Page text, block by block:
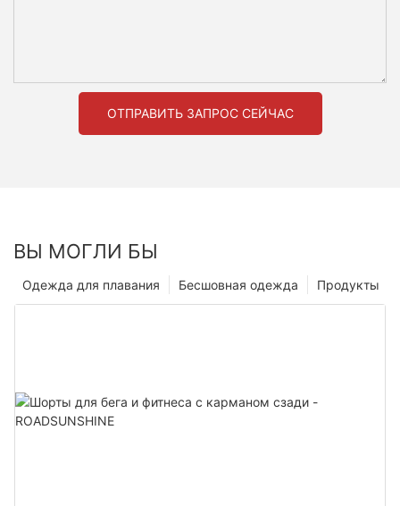
ОТПРАВИТЬ ЗАПРОС СЕЙЧАС
ВЫ МОГЛИ БЫ
Продукты
Бесшовная одежда
Одежда для плавания